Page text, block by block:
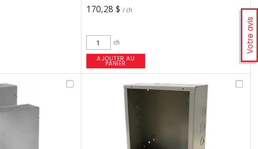
Votre avis
170,28 $ / ch
ch
AJOUTER AU
PANIER